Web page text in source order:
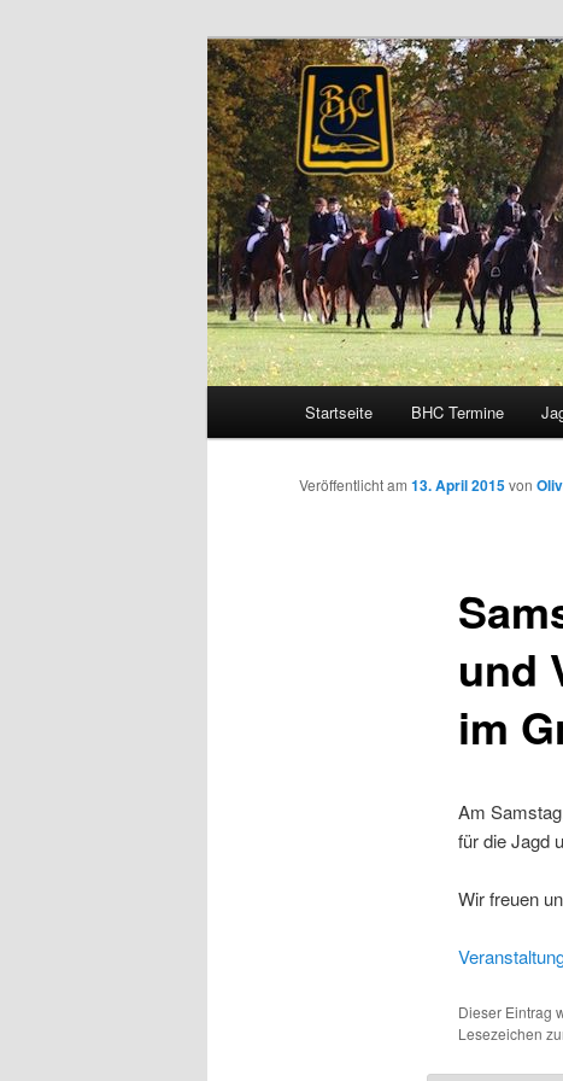
Schleppjagden und
Startseite BHC Termine
und
im
Veröffentlicht am 13. April 2015von
Am
für die Jagd
Wir freuen
Dieser Eintrag
Lesezeichen